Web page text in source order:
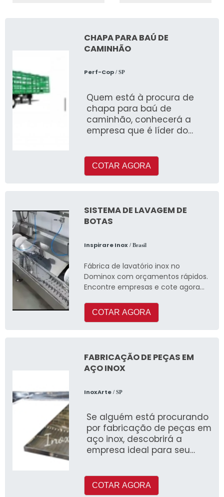
CHAPA PARA BAÚ DE
CAMINHÃO
Perf-Cop/ SP
Quem está à procura de
chapa para baú de
caminhão, conhecerá a
empresa que é líder do
COTAR AGORA
SISTEMA DE LAVAGEM DE
BOTAS
Inspirare Inox/ Brasil
Fábrica de lavatório inox no
Dominox com orçamentos rápidos.
Encontre empresas e cote agora
COTAR AGORA
FABRICAÇÃO DE PEÇAS EM
AÇO INOX
InoxArte/ SP
Se alguém está procurando
por fabricação de peças em
aço inox, descobrirá a
empresa ideal para seu
COTAR AGORA